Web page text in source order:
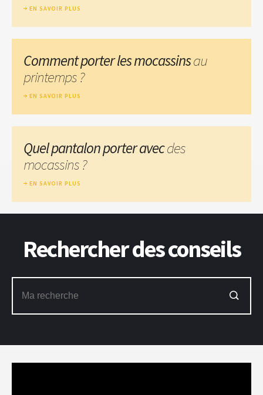
EN SAVOIR PLUS
Comment porter les mocassinsau
printemps ?
EN SAVOIR PLUS
Quel pantalon porter avecdes
mocassins ?
EN SAVOIR PLUS
Rechercher des conseils